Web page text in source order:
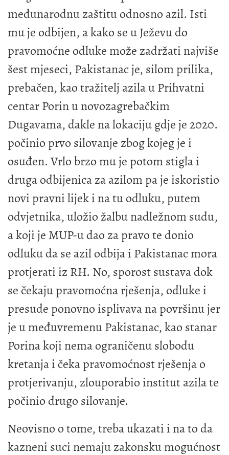
međunarodnu zaštitu odnosno azil. Isti
mu je odbijen, a kako se u Ježevu do
pravomoćne odluke može zadržati najviše
šest mjeseci, Pakistanac je, silom prilika,
prebačen, kao tražitelj azila u Prihvatni
centar Porin u novozagrebačkim
Dugavama, dakle na lokaciju gdje je 2020.
počinio prvo silovanje zbog kojeg je i
osuđen. Vrlo brzo mu je potom stigla i
druga odbijenica za azilom pa je iskoristio
novi pravni lijek i na tu odluku, putem
odvjetnika, uložio žalbu nadležnom sudu,
a koji je MUP-u dao za pravo te donio
odluku da se azil odbija i Pakistanac mora
protjerati iz RH. No, sporost sustava dok
se čekaju pravomoćna rješenja, odluke i
presude ponovno isplivava na površinu jer
je u međuvremenu Pakistanac, kao stanar
Porina koji nema ograničenu slobodu
kretanja i čeka pravomoćnost rješenja o
protjerivanju, zlouporabio institut azila te
počinio drugo silovanje.
Neovisno o tome, treba ukazati i na to da
kazneni suci nemaju zakonsku mogućnost